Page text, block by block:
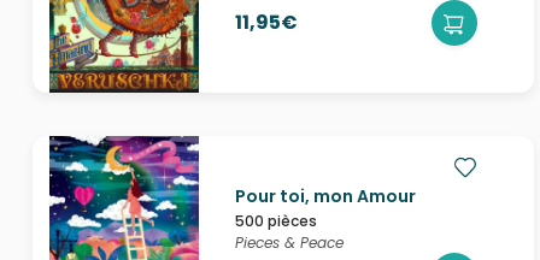
11,95€
Pour toi, mon Amour
500 pièces
Pieces & Peace